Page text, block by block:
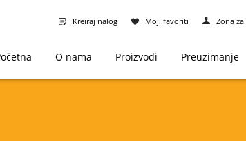
Kreiraj nalog Moji favoriti Zona
O nama Proizvodi Preuzimanje